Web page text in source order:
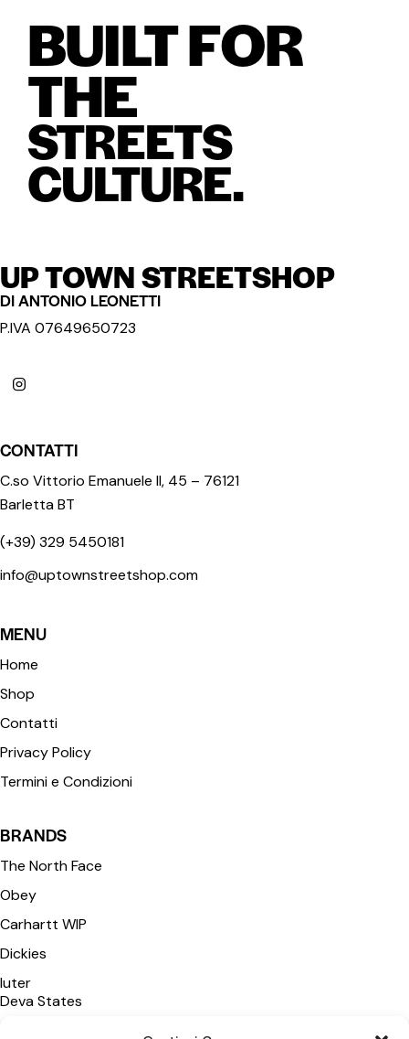
BUILT FOR
THE
STREETS
CULTURE.
UP TOWN STREETSHOP
DI ANTONIO LEONETTI
P.IVA 07649650723
CONTATTI
C.so Vittorio Emanuele II, 45 – 76121
Barletta BT
(+39) 329 5450181
info@uptownstreetshop.com
MENU
Home
Shop
Contatti
Privacy Policy
Termini e Condizioni
BRANDS
The North Face
Obey
Carhartt WIP
Dickies
Iuter
Deva States